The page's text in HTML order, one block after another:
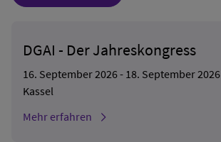
DGAI - Der Jahreskongress
16. September 2026 - 18. September 2026
Kassel
Mehr erfahren